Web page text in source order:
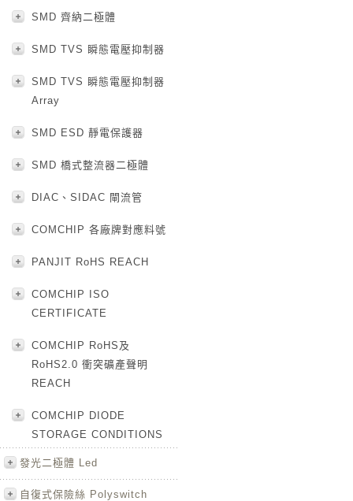
SMD 齊納二極體
SMD TVS 瞬態電壓抑制器
SMD TVS 瞬態電壓抑制器
Array
SMD ESD 靜電保護器
SMD 橋式整流器二極體
DIAC、SIDAC 閘流管
COMCHIP 各廠牌對應料號
PANJIT RoHS REACH
COMCHIP ISO
CERTIFICATE
COMCHIP RoHS及
RoHS2.0 衝突礦產聲明
REACH
COMCHIP DIODE
STORAGE CONDITIONS
發光二極體 Led
自復式保險絲 Polyswitch